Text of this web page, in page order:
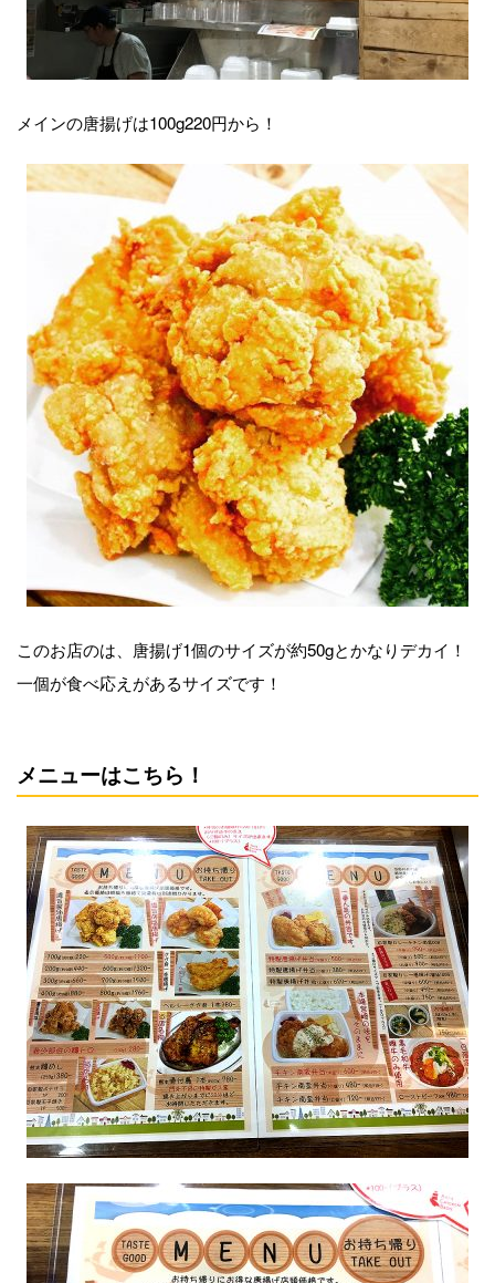
メインの唐揚げは100g220円から！
このお店のは、唐揚げ1個のサイズが約50gとかなりデカイ！
一個が食べ応えがあるサイズです！
メニューはこちら！